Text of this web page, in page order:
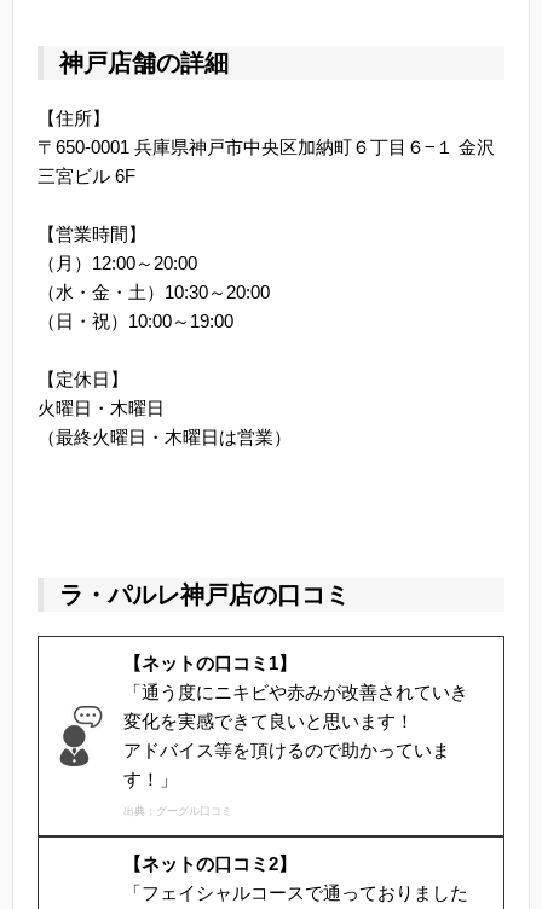
神戸店舗の詳細
【住所】
〒650-0001 兵庫県神戸市中央区加納町６丁目６−１ 金沢
三宮ビル 6F
【営業時間】
（月）12:00～20:00
（水・金・土）10:30～20:00
（日・祝）10:00～19:00
【定休日】
火曜日・木曜日
（最終火曜日・木曜日は営業）
ラ・パルレ神戸店の口コミ
【ネットの口コミ1】
「通う度にニキビや赤みが改善されていき
変化を実感できて良いと思います！
アドバイス等を頂けるので助かっていま
す！」
出典：グーグル口コミ
【ネットの口コミ2】
「フェイシャルコースで通っておりました